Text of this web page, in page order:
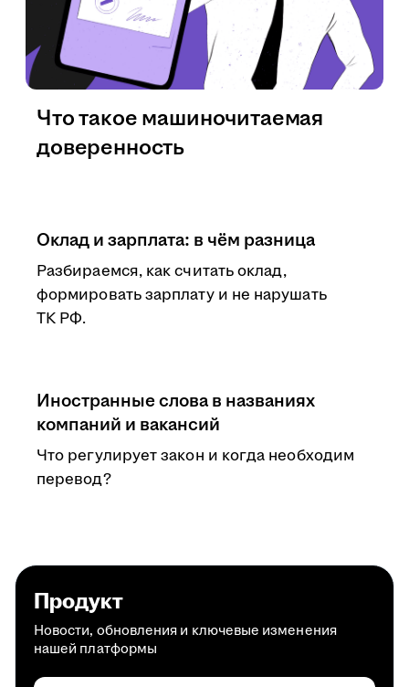
Оклад и зарплата: в чём разница
Разбираемся, как считать оклад,
формировать зарплату и не нарушать
ТК РФ.
Иностранные слова в названиях
компаний и вакансий
Что регулирует закон и когда необходим
перевод?
Что такое машиночитаемая
доверенность
Продукт
Новости, обновления и ключевые изменения
нашей платформы